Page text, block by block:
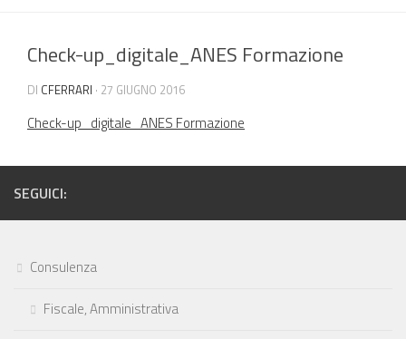
Check-up_digitale_ANES Formazione
DI CFERRARI · 27 GIUGNO 2016
Check-up_digitale_ANES Formazione
SEGUICI:
Consulenza
Fiscale, Amministrativa